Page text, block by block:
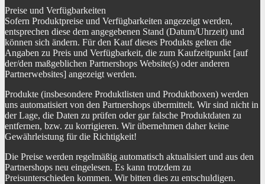
Preise und Verfügbarkeiten
Sofern Produktpreise und Verfügbarkeiten angezeigt werden,
entsprechen diese dem angegebenen Stand (Datum/Uhrzeit) und
können sich ändern. Für den Kauf dieses Produkts gelten die
Angaben zu Preis und Verfügbarkeit, die zum Kaufzeitpunkt [auf
der/den maßgeblichen Partnershops Website(s) oder anderen
Partnerwebsites] angezeigt werden.
Produkte (insbesondere Produktlisten und Produktboxen) werden
uns automatisiert von den Partnershops übermittelt. Wir sind nicht in
der Lage, die Daten zu prüfen oder gar falsche Produktdaten zu
entfernen, bzw. zu korrigieren. Wir übernehmen daher keine
Gewährleistung für die Richtigkeit!
Die Preise werden regelmäßig automatisch aktualisiert und aus den
Partnershops neu eingelesen. Es kann trotzdem zu
Preisunterschieden kommen. Wir bitten dies zu entschuldigen.